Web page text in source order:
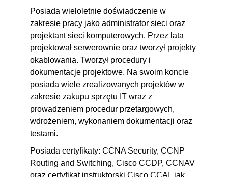
2.18. Wykorzystanie narzędzia
Nmap w systemie Kali Linux cz.
2.19. Scenariusz włamania z
wykorzystaniem Nmap i hydra
2.20. Scenariusz testu
penetracyjnego z wynikami
00:24:32
2.21. Zastosowanie Scripting
Engine (NSE) w Nmap
00:10:09
2.22. Przykłady zastosowań
NSE
00:06:39
Posiada wieloletnie doświadczenie w
zakresie pracy jako administrator sieci oraz
projektant sieci komputerowych. Przez lata
projektował serwerownie oraz tworzył projekty
okablowania. Tworzył procedury i
dokumentacje projektowe. Na swoim koncie
posiada wiele zrealizowanych projektów w
zakresie zakupu sprzętu IT wraz z
prowadzeniem procedur przetargowych,
wdrożeniem, wykonaniem dokumentacji oraz
testami.
Posiada certyfikaty: CCNA Security, CCNP
Routing and Switching, Cisco CCDP, CCNAV
oraz certyfikat instruktorski Cisco CCAI, jak